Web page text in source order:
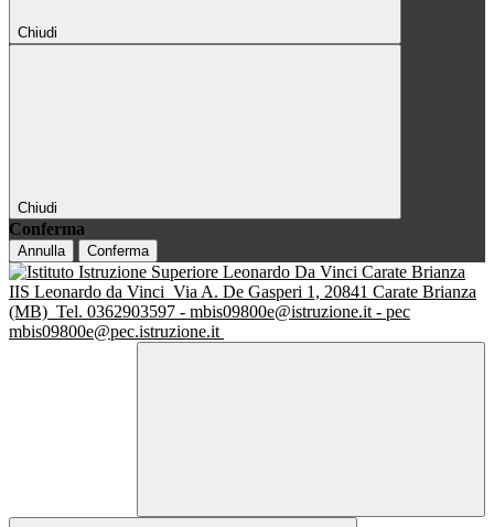
Chiudi
Chiudi
Conferma
Annulla Conferma
IIS Leonardo da Vinci Via A. De Gasperi 1, 20841 Carate Brianza
(MB) Tel. 0362903597 - mbis09800e@istruzione.it - pec
mbis09800e@pec.istruzione.it